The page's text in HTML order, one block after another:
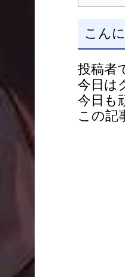
こん
投稿者
今日は
今日も
この記